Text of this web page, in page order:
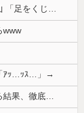
ドイツ人男性がランニングシューズで富士登山 「足をくじいて動けない」
www
ｱｯ…ｯｽ…」→
韓国人「安貞桓が韓国代表に激怒！『惨憺たる結果、徹底的な刷新が必要だ』と監督や協会を痛烈批判」